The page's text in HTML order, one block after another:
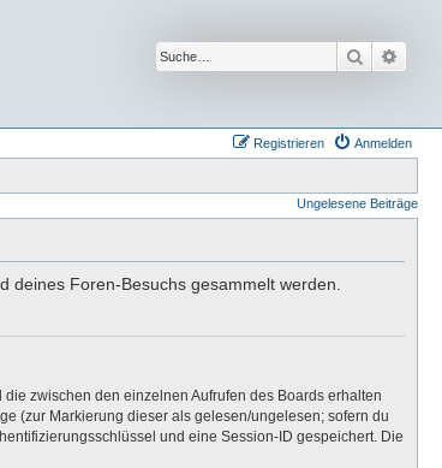
Suche
Anmelden
Registrieren
Ungelesene Beiträge
deines Foren-Besuchs gesammelt werden.
zwischen den einzelnen Aufrufen des Boards erhalten
(zur Markierung dieser als gelesen/ungelesen; sofern du
und eine Session-ID gespeichert. Die